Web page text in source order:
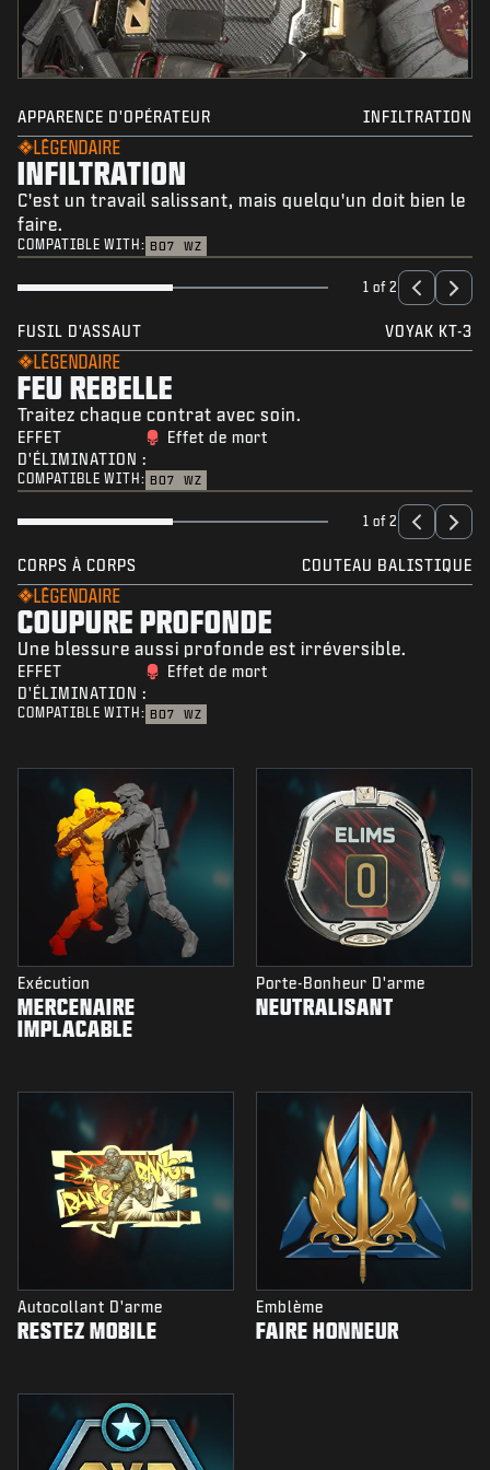
APPARENCE D'OPÉRATEUR INFILTRATION
LÉGENDAIRE
INFILTRATION
C'est un travail salissant, mais quelqu'un doit bien le
faire.
COMPATIBLE WITH: BO7 WZ
1 of 2
FUSIL D'ASSAUT VOYAK KT-3
LÉGENDAIRE
FEU REBELLE
Traitez chaque contrat avec soin.
EFFET
D'ÉLIMINATION :
Effet de mort
COMPATIBLE WITH: BO7 WZ
1 of 2
CORPS À CORPS COUTEAU BALISTIQUE
LÉGENDAIRE
COUPURE PROFONDE
Une blessure aussi profonde est irréversible.
EFFET
D'ÉLIMINATION :
Effet de mort
COMPATIBLE WITH: BO7 WZ
Exécution
MERCENAIRE
IMPLACABLE
Porte-Bonheur D'arme
NEUTRALISANT
Autocollant D'arme
RESTEZ MOBILE
Emblème
FAIRE HONNEUR